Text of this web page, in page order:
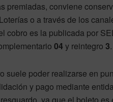
premiadas, conviene
o a través de los
cobro es la publicada por
04 y reintegro 3.
suele poder realizarse en
y pago mediante